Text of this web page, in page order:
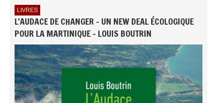
LIVRES
L'AUDACE DE CHANGER - UN NEW DEAL ÉCOLOGIQUE
POUR LA MARTINIQUE - LOUIS BOUTRIN